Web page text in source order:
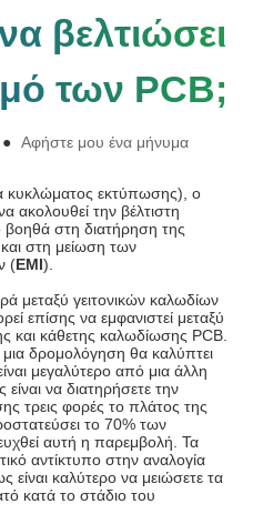
βελτιώσει
των PCB;
● Αφήστε μου ένα μήνυμα
κυκλώματος εκτύπωσης), ο
ακολουθεί την βέλτιστη
στη διατήρηση της
στη μείωση των
(EMI).
μεταξύ γειτονικών καλωδίων
επίσης να εμφανιστεί μεταξύ
κάθετης καλωδίωσης PCB.
δρομολόγηση θα καλύπτει
μεγαλύτερο από μια άλλη
να διατηρήσετε την
τρεις φορές το πλάτος της
το 70% των
αυτή η παρεμβολή. Τα
αντίκτυπο στην αναλογία
καλύτερο να μειώσετε τα
κατά το στάδιο του